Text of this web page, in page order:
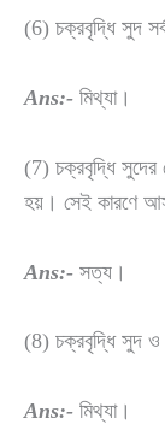
(6) চক্রবৃদ্ধি সুদ
Ans:- মিথ্যা।
(7) চক্রবৃদ্ধি সুদের
হয়। সেই কারণে
Ans:- সত্য।
(8) চক্রবৃদ্ধি সুদ
Ans:- মিথ্যা।